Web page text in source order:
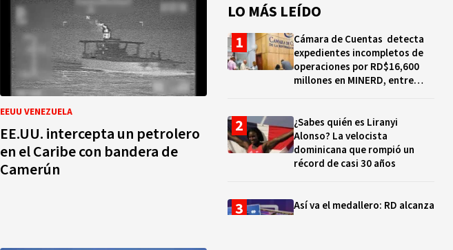
EEUU VENEZUELA
EE.UU. intercepta un petrolero
en el Caribe con bandera de
Camerún
LO MÁS LEÍDO
Cámara de Cuentas detecta
expedientes incompletos de
operaciones por RD$16,600
millones en MINERD, entre
¿Sabes quién es Liranyi
Alonso? La velocista
dominicana que rompió un
récord de casi 30 años
Así va el medallero: RD alcanza